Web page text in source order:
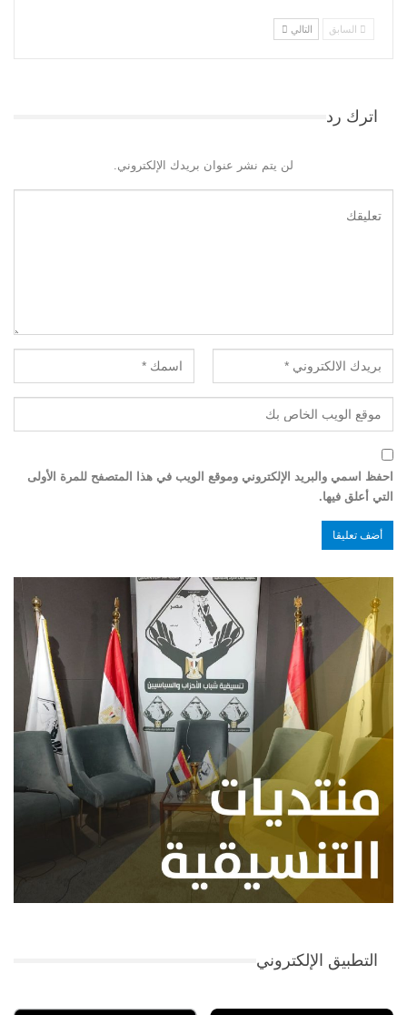
السابق التالي
اترك رد
لن يتم نشر عنوان بريدك الإلكتروني.
احفظ اسمي والبريد الإلكتروني وموقع الويب في هذا المتصفح للمرة الأولى
التي أعلق فيها.
التطبيق الإلكتروني